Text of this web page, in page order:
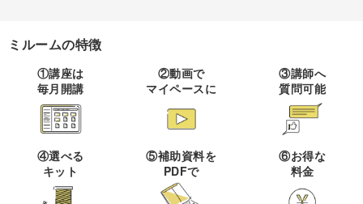
刺し子
オートクチュール刺繍
マクラメ
あみぐるみ
布小物
和裁
洋裁
ボールペンイラスト
アクリル絵の具
アルコールインクアート
コピック
すべて
フェイクスイーツ
ミニチュアフード
ミニチュア雑貨
すべて
ドール服
ドールハウス
ネイル
すべて
ネイル検定
スカルプネイル
すべて
プラバンアクセサリー
クレイ
キャンドル
キャンドルホルダー
カリグラフィー・レ
カリグラフィー
絵付け・ペインティ
ング
すべて
すべてペーパークラフト
ミルームの特徴
①講座は
毎月開講
②動画で
マイペースに
③講師へ
質問可能
④選べる
キット
⑤補助資料を
PDFで
⑥お得な
料金